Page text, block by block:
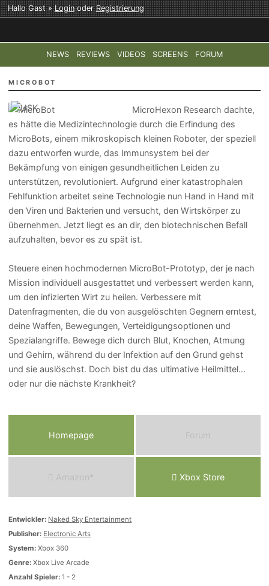
Hallo Gast »LoginoderRegistrierung
NEWS REVIEWS VIDEOS SCREENS FORUM
TOP-THEMEN: COD: MODERN WARFARE 4 HALO:
MICROBOT
MicroHexon Research dachte,
es hätte die Medizintechnologie durch die Erfindung des
MicroBots, einem mikroskopisch kleinen Roboter, der speziell
dazu entworfen wurde, das Immunsystem bei der
Bekämpfung von einigen gesundheitlichen Leiden zu
unterstützen, revolutioniert. Aufgrund einer katastrophalen
Fehlfunktion arbeitet seine Technologie nun Hand in Hand mit
den Viren und Bakterien und versucht, den Wirtskörper zu
übernehmen. Jetzt liegt es an dir, den biotechnischen Befall
aufzuhalten, bevor es zu spät ist.
Steuere einen hochmodernen MicroBot-Prototyp, der je nach
Mission individuell ausgestattet und verbessert werden kann,
um den infizierten Wirt zu heilen. Verbessere mit
Datenfragmenten, die du von ausgelöschten Gegnern erntest,
deine Waffen, Bewegungen, Verteidigungsoptionen und
Spezialangriffe. Bewege dich durch Blut, Knochen, Atmung
und Gehirn, während du der Infektion auf den Grund gehst
und sie auslöschst. Doch bist du das ultimative Heilmittel...
oder nur die nächste Krankheit?
Homepage Forum
Amazon* Xbox Store
Entwickler: Naked Sky Entertainment
Publisher: Electronic Arts
System: Xbox 360
Genre: Xbox Live Arcade
Anzahl Spieler: 1 - 2